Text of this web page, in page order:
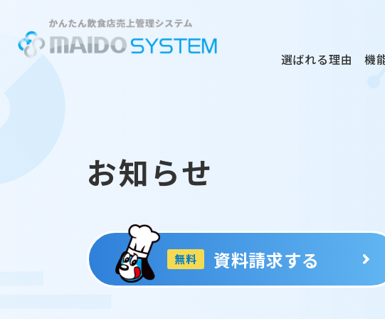
選ばれる理由 機
お知らせ
無料 資料請求する